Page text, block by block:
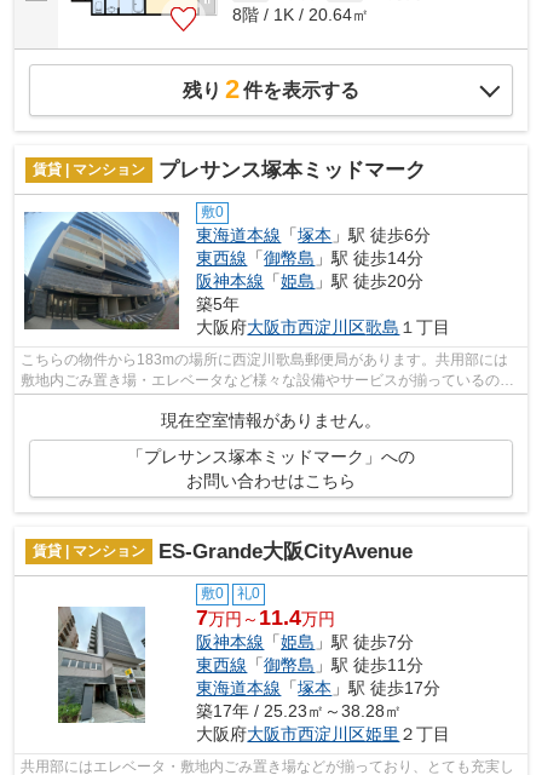
8階 / 1K / 20.64㎡
残り 2件を表示する
賃貸 | マンション プレサンス塚本ミッドマーク
敷0
東海道本線 「塚本 」駅 徒歩6分
東西線 「御幣島 」駅 徒歩14分
阪神本線 「姫島 」駅 徒歩20分
築5年
大阪府大阪市西淀川区歌島 １丁目
こちらの物件から183mの場所に西淀川歌島郵便局があります。共用部には
敷地内ごみ置き場・エレベータなど様々な設備やサービスが揃っているので
現在空室情報がありません。
「プレサンス塚本ミッドマーク」への
お問い合わせはこちら
賃貸 | マンション ES-Grande大阪CityAvenue
敷0 礼0
7万円～ 11.4万円
阪神本線 「姫島 」駅 徒歩7分
東西線 「御幣島 」駅 徒歩11分
東海道本線 「塚本 」駅 徒歩17分
築17年 / 25.23㎡～38.28㎡
大阪府大阪市西淀川区姫里 ２丁目
共用部にはエレベータ・敷地内ごみ置き場などが揃っており、とても充実し